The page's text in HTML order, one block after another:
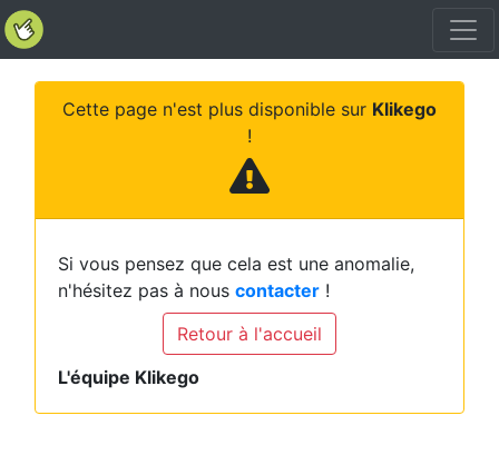
Cette page n'est plus disponible sur Klikego
!
Si vous pensez que cela est une anomalie,
n'hésitez pas à nous contacter !
Retour à l'accueil
L'équipe Klikego